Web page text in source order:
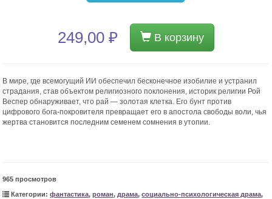
249,00 ₽ В корзину
В мире, где всемогущий ИИ обеспечил бесконечное изобилие и устранил
страдания, став объектом религиозного поклонения, историк религии Рой
Веспер обнаруживает, что рай — золотая клетка. Его бунт против
цифрового бога-покровителя превращает его в апостола свободы воли, чья
жертва становится последним семенем сомнения в утопии.
965 просмотров
Категории:фантастика,роман, драма,социально-психологическая драма,